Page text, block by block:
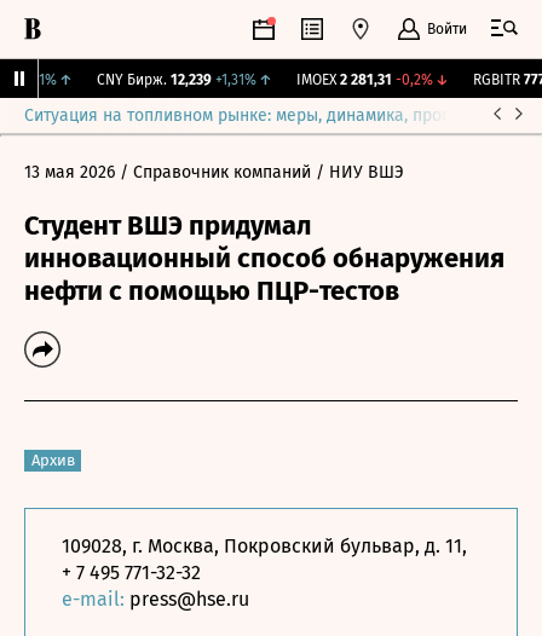
Войти
+0,1% ↑ CNY Бирж. 12,239 +1,31% ↑ IMOEX 2 281,31 -0,2%↓ RGBITR
Ситуация на топливном рынке: меры, динамика, прогнозы
13 мая 2026 / Справочник компаний / НИУ ВШЭ
Студент ВШЭ придумал
инновационный способ обнаружения
нефти с помощью ПЦР-тестов
Архив
109028, г. Москва, Покровский бульвар, д. 11,
+ 7 495 771-32-32
e-mail: press@hse.ru